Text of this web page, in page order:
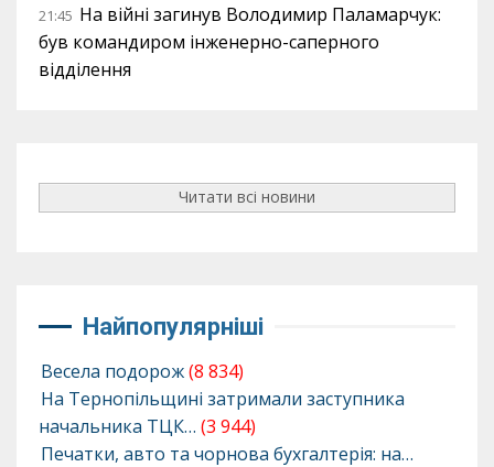
21:45 На війні загинув Володимир Паламарчук:
був командиром інженерно-саперного
відділення
Читати всі новини
Найпопулярніші
Весела подорож(8 834)
На Тернопільщині затримали заступника
начальника ТЦК… (3 944)
Печатки, авто та чорнова бухгалтерія: на…